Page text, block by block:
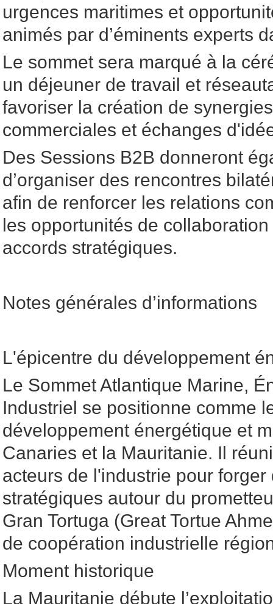
urgences maritimes et
animés par d’éminents experts
Le sommet sera marqué à la
un déjeuner de travail et
favoriser la création de
commerciales et échanges
Des Sessions B2B donneront
d’organiser des rencontres
afin de renforcer les relations
les opportunités de
accords stratégiques.
Notes générales d’informations
L'épicentre du développement
Le Sommet Atlantique Marine,
Industriel se positionne comme
développement énergétique et
Canaries et la Mauritanie. Il
acteurs de l'industrie pour forger
stratégiques autour du
Gran Tortuga (Great Tortue
de coopération industrielle
Moment historique
La Mauritanie débute